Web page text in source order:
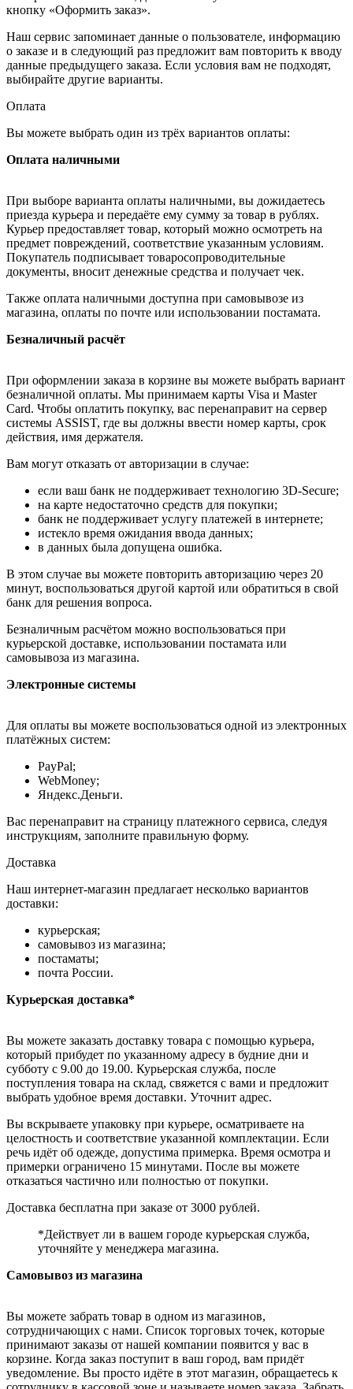
кнопку «Оформить заказ».
Наш сервис запоминает данные о пользователе, информацию
о заказе и в следующий раз предложит вам повторить к вводу
данные предыдущего заказа. Если условия вам не подходят,
выбирайте другие варианты.
Оплата
Вы можете выбрать один из трёх вариантов оплаты:
Оплата наличными
При выборе варианта оплаты наличными, вы дожидаетесь
приезда курьера и передаёте ему сумму за товар в рублях.
Курьер предоставляет товар, который можно осмотреть на
предмет повреждений, соответствие указанным условиям.
Покупатель подписывает товаросопроводительные
документы, вносит денежные средства и получает чек.
Также оплата наличными доступна при самовывозе из
магазина, оплаты по почте или использовании постамата.
Безналичный расчёт
При оформлении заказа в корзине вы можете выбрать вариант
безналичной оплаты. Мы принимаем карты Visa и Master
Card. Чтобы оплатить покупку, вас перенаправит на сервер
системы ASSIST, где вы должны ввести номер карты, срок
действия, имя держателя.
Вам могут отказать от авторизации в случае:
если ваш банк не поддерживает технологию 3D-Secure;
на карте недостаточно средств для покупки;
банк не поддерживает услугу платежей в интернете;
истекло время ожидания ввода данных;
в данных была допущена ошибка.
В этом случае вы можете повторить авторизацию через 20
минут, воспользоваться другой картой или обратиться в свой
банк для решения вопроса.
Безналичным расчётом можно воспользоваться при
курьерской доставке, использовании постамата или
самовывоза из магазина.
Электронные системы
Для оплаты вы можете воспользоваться одной из электронных
платёжных систем:
PayPal;
WebMoney;
Яндекс.Деньги.
Вас перенаправит на страницу платежного сервиса, следуя
инструкциям, заполните правильную форму.
Доставка
Наш интернет-магазин предлагает несколько вариантов
доставки:
курьерская;
самовывоз из магазина;
постаматы;
почта России.
Курьерская доставка*
Вы можете заказать доставку товара с помощью курьера,
который прибудет по указанному адресу в будние дни и
субботу с 9.00 до 19.00. Курьерская служба, после
поступления товара на склад, свяжется с вами и предложит
выбрать удобное время доставки. Уточнит адрес.
Вы вскрываете упаковку при курьере, осматриваете на
целостность и соответствие указанной комплектации. Если
речь идёт об одежде, допустима примерка. Время осмотра и
примерки ограничено 15 минутами. После вы можете
отказаться частично или полностью от покупки.
Доставка бесплатна при заказе от 3000 рублей.
*Действует ли в вашем городе курьерская служба,
уточняйте у менеджера магазина.
Самовывоз из магазина
Вы можете забрать товар в одном из магазинов,
сотрудничающих с нами. Список торговых точек, которые
принимают заказы от нашей компании появится у вас в
корзине. Когда заказ поступит в ваш город, вам придёт
уведомление. Вы просто идёте в этот магазин, обращаетесь к